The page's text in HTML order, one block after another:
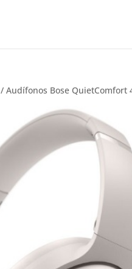
/ Audífonos Bose QuietComfort